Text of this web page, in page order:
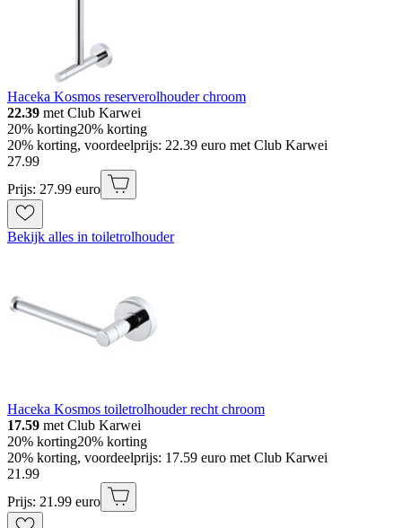
Haceka Kosmos reserverolhouder chroom
22.39 met Club Karwei
20% korting20% korting
20% korting, voordeelprijs: 22.39 euro met Club Karwei
27.99
Prijs: 27.99 euro
Bekijk alles in toiletrolhouder
Haceka Kosmos toiletrolhouder recht chroom
17.59 met Club Karwei
20% korting20% korting
20% korting, voordeelprijs: 17.59 euro met Club Karwei
21.99
Prijs: 21.99 euro